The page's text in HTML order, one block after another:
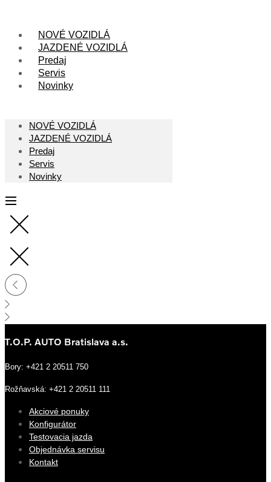
contentNOVÉ VOZIDLÁ
JAZDENÉ VOZIDLÁ
Predaj
Servis
Novinky
NOVÉ VOZIDLÁ
JAZDENÉ VOZIDLÁ
Predaj
Servis
Novinky
T.O.P. AUTO Bratislava a.s.
Bory: +421 2 20511 750
Rožňavská: +421 2 20511 111
Akciové ponuky
Konfigurátor
Testovacia jazda
Objednávka servisu
Kontakt